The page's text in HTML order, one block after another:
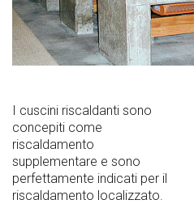
I cuscini riscaldanti sono
concepiti come
riscaldamento
supplementare e sono
perfettamente indicati per il
riscaldamento localizzato.